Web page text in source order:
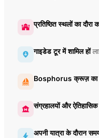
प्रतिष्ठित स्थलों का दौरा
गाइडेड टूर में शामिल हों
Bosphorus क्रूज़
संग्रहालयों और
अपनी यात्रा के दौरान